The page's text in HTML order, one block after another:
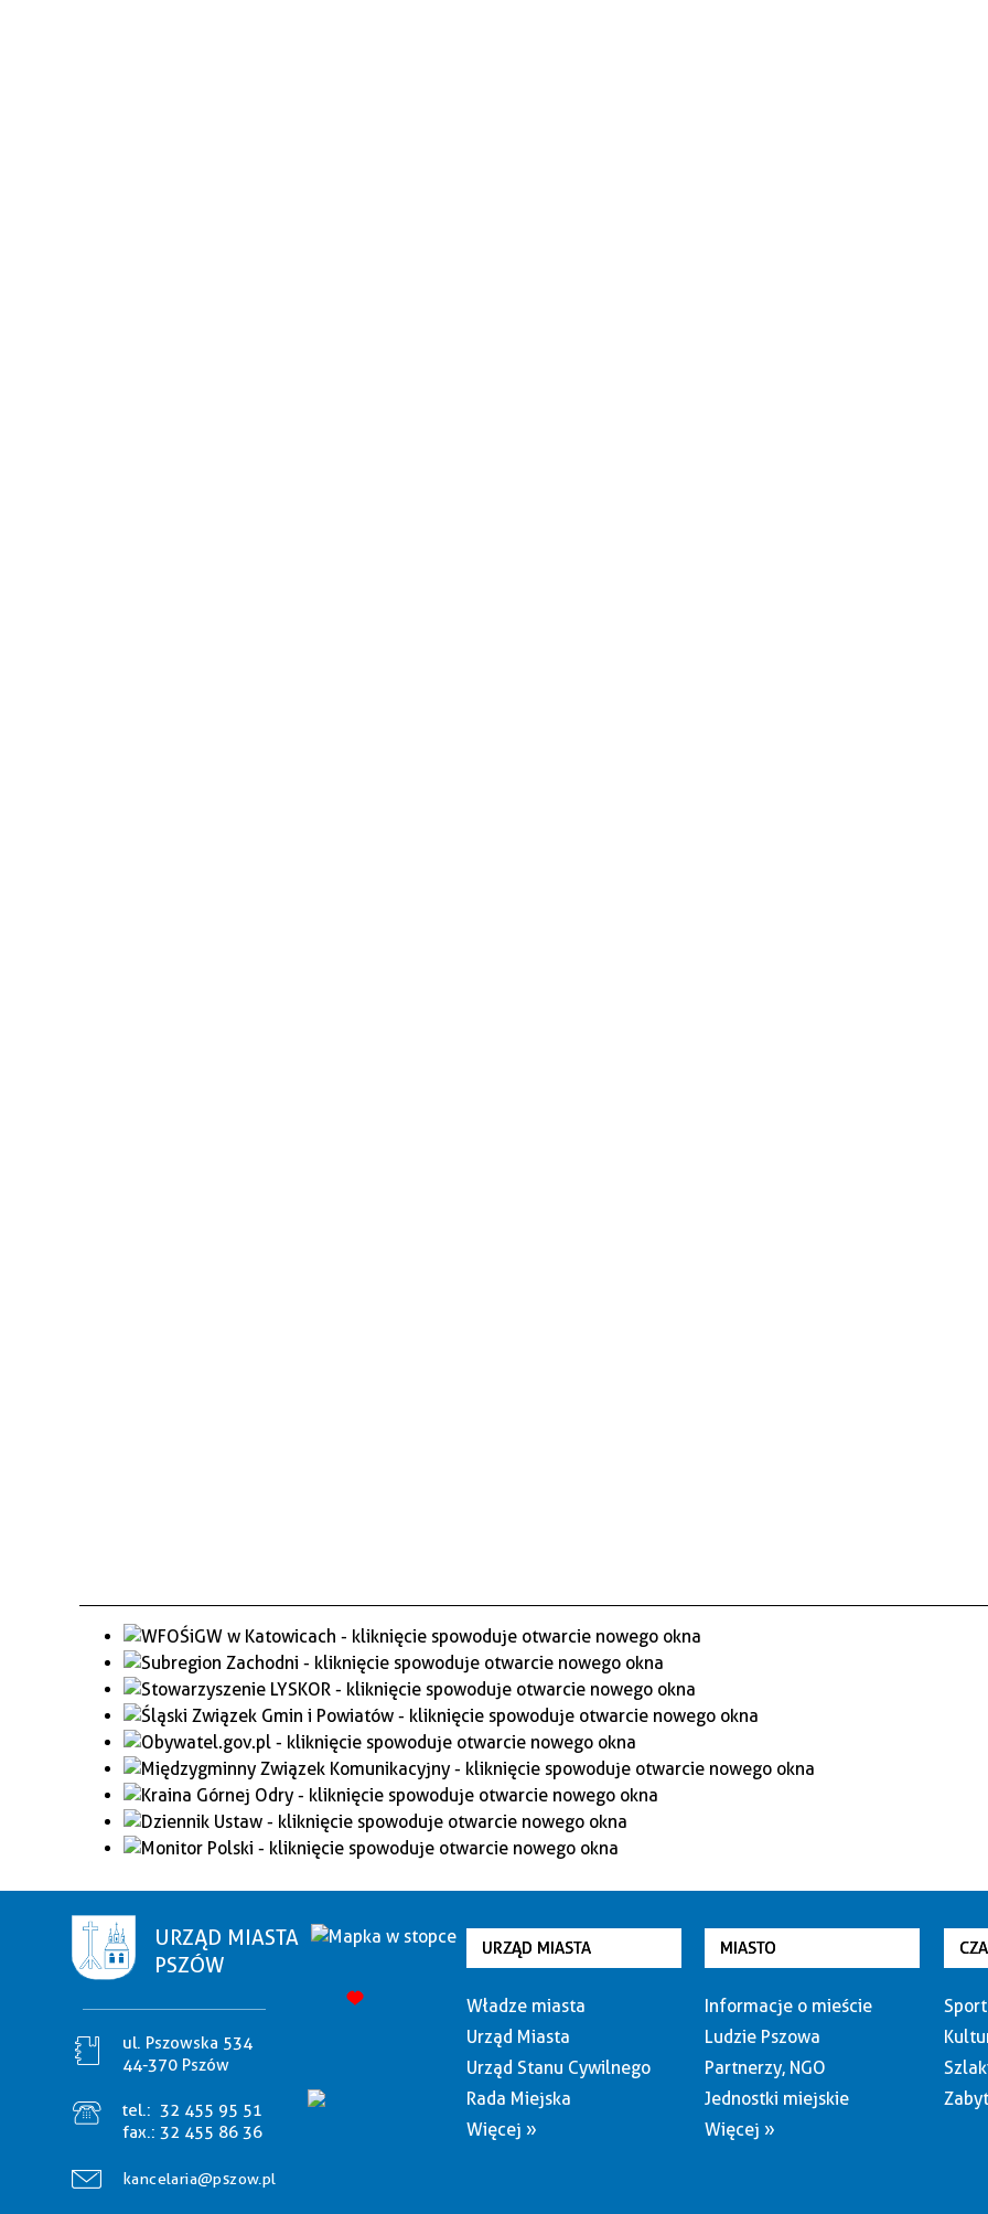
URZĄD MIASTA
PSZÓW
ul. Pszowska 534
44-370 Pszów
tel.: 32 455 95 51
fax.: 32 455 86 36
kancelaria@pszow.pl
URZĄD MIASTA
Władze miasta
Urząd Miasta
Urząd Stanu Cywilnego
Rada Miejska
Więcej »
MIASTO
Informacje o mieście
Ludzie Pszowa
Partnerzy, NGO
Jednostki miejskie
Więcej »
Sport